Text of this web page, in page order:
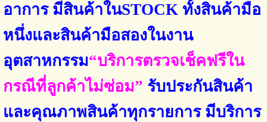
อาการ มีสินค้าในSTOCK ทั้งสินค้ามือ
หนึ่งและสินค้ามือสองในงาน
อุตสาหกรรม“บริการตรวจเช็คฟรีใน
กรณีที่ลูกค้าไม่ซ่อม” รับประกันสินค้า
และคุณภาพสินค้าทุกรายการ มีบริการ